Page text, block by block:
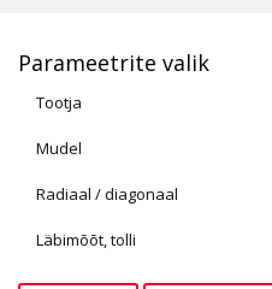
Parameetrite valik
Tootja
Mudel
Radiaal / diagonaal
Läbimõõt, tolli